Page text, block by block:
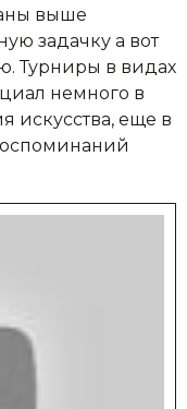
выше
задачку а вот
Турниры в видах
немного в
искусства, еще в